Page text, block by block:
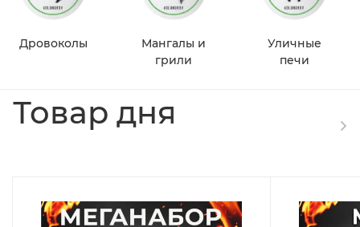
Дровоколы
Мангалы и
грили
Уличные
печи
Товар дня